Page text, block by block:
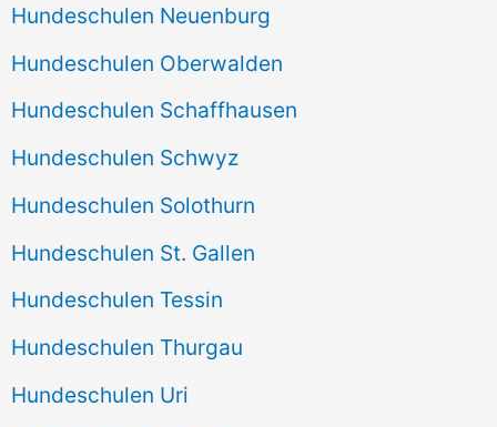
Hundeschulen Neuenburg
Hundeschulen Oberwalden
Hundeschulen Schaffhausen
Hundeschulen Schwyz
Hundeschulen Solothurn
Hundeschulen St. Gallen
Hundeschulen Tessin
Hundeschulen Thurgau
Hundeschulen Uri